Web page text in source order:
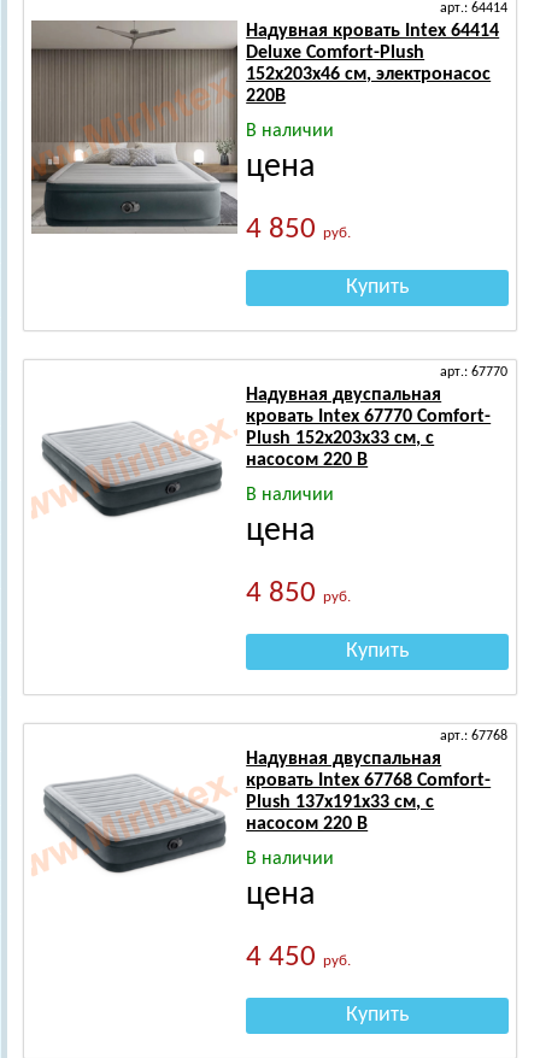
арт.: 64414
Надувная кровать Intex 64414
Deluxe Comfort-Plush
152х203х46 см, электронасос
220В
В наличии
цена
4 850руб.
Купить
арт.: 67770
Надувная двуспальная
кровать Intex 67770 Comfort-
Plush 152х203х33 см, с
насосом 220 В
В наличии
цена
4 850руб.
Купить
арт.: 67768
Надувная двуспальная
кровать Intex 67768 Comfort-
Plush 137х191х33 см, с
насосом 220 В
В наличии
цена
4 450руб.
Купить